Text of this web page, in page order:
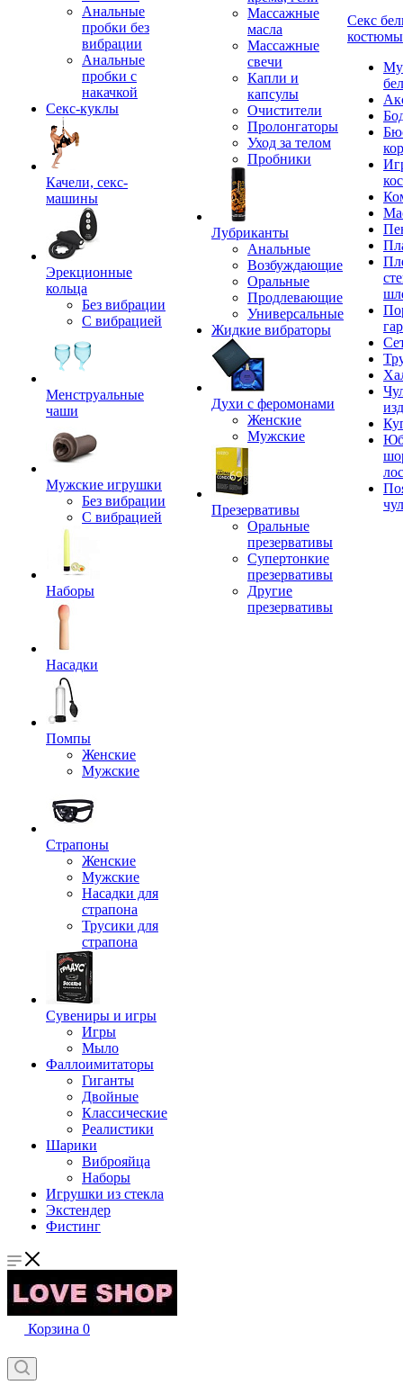
Анальные
пробки без
вибрации
Анальные
пробки с
накачкой
Секс-куклы
Качели, секс-
машины
Эрекционные
кольца
Без вибрации
С вибрацией
Менструальные
чаши
Мужские игрушки
Без вибрации
С вибрацией
Наборы
Насадки
Помпы
Женские
Мужские
Страпоны
Женские
Мужские
Насадки для
страпона
Трусики для
страпона
Сувениры и игры
Игры
Мыло
Фаллоимитаторы
Гиганты
Двойные
Классические
Реалистики
Шарики
Виброяйца
Наборы
Игрушки из стекла
Экстендер
Фистинг
Массажные
масла
Массажные
свечи
Капли и
капсулы
Очистители
Пролонгаторы
Уход за телом
Пробники
Лубриканты
Анальные
Возбуждающие
Оральные
Продлевающие
Универсальные
Жидкие вибраторы
Духи с феромонами
Женские
Мужские
Презервативы
Оральные
презервативы
Супертонкие
презервативы
Другие
презервативы
Секс
костюмы
Корзина 0